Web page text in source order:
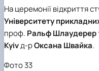
На церемонії відкриття
Університету
проф. Ральф Шлаудерер
Kyivд-рОксана Швайка.
Фото 33